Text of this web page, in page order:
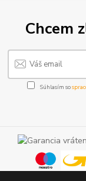
Chcem
Súhlasím so